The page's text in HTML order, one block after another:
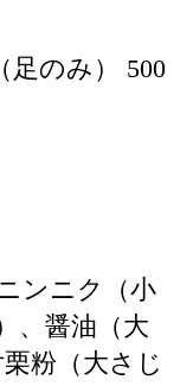
足のみ） 500
ンニク（小
、醤油（大
粉（大さじ